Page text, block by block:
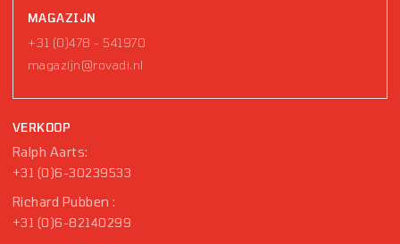
MAGAZIJN
+31 (0)478 - 541970
magazijn@rovadi.nl
VERKOOP
Ralph Aarts:
+31 (0)6-30239533
Richard Pubben :
+31 (0)6-82140299